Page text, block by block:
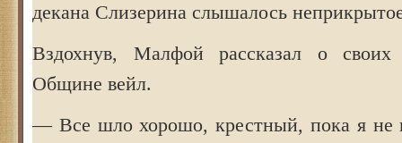
декана Слизерина слышалось
Вздохнув, Малфой рассказал о
Общине вейл.
— Все шло хорошо, крестный, пока я не